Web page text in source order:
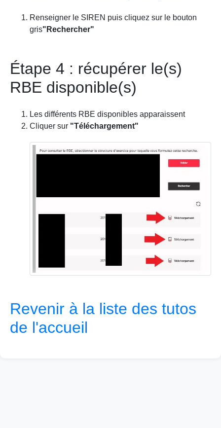
Renseigner le SIREN puis cliquez sur le bouton
gris"Rechercher"
Étape 4 : récupérer le(s)
RBE disponible(s)
Les différents RBE disponibles apparaissent
Cliquer sur "Téléchargement"
Revenir à la liste des tutos
de l'accueil